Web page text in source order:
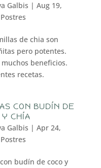
Galbis |Aug 19,
Postres
de chia son
pero potentes.
beneficios.
recetas.
CON BUDÍN DE
Y CHÍA
Galbis |Apr 24,
Postres
budín de coco y